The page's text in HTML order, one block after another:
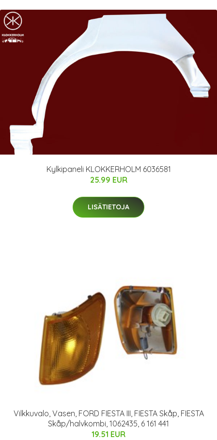
Kylkipaneli KLOKKERHOLM 6036581
25.99 EUR
LISÄTIETOJA
Vilkkuvalo, Vasen, FORD FIESTA III, FIESTA Skåp, FIESTA
Skåp/halvkombi, 1062435, 6 161 441
19.51 EUR